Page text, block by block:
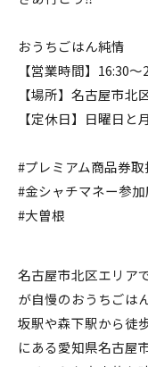
おうちごはん純情
【営業時間】16:30〜
【場所】名古屋市
【定休日】日曜日と
#プレミアム商品券取
#金シャチマネー参
#大曽根
名古屋市北区エリア
が自慢のおうちごは
坂駅や森下駅から徒
にある愛知県名古屋